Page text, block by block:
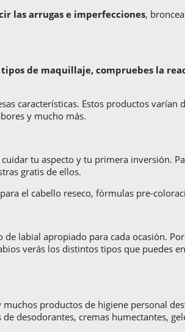
las arrugas e imperfecciones,
de maquillaje, compruebes la
características. Estos productos varían
y mucho más.
tu aspecto y tu primera inversión.
gratis de ellos.
el cabello reseco, fórmulas pre-
labial apropiado para cada ocasión.
verás los distintos tipos que puedes
productos de higiene personal
desodorantes, cremas humectantes,